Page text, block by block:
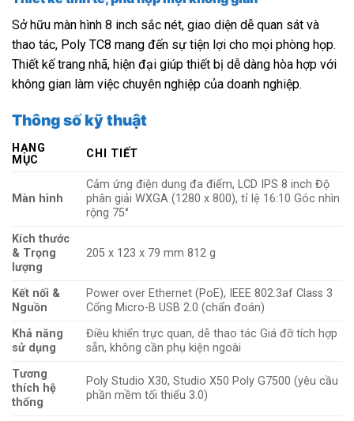
Sở hữu màn hình 8 inch sắc nét, giao diện dễ quan sát và
thao tác, Poly TC8 mang đến sự tiện lợi cho mọi phòng họp.
Thiết kế trang nhã, hiện đại giúp thiết bị dễ dàng hòa hợp với
không gian làm việc chuyên nghiệp của doanh nghiệp.
Thông số kỹ thuật
HẠNG
MỤC
CHI TIẾT
Màn hình
Cảm ứng điện dung đa điểm, LCD IPS 8 inch Độ
phân giải WXGA (1280 x 800), tỉ lệ 16:10 Góc nhìn
rộng 75°
Kích thước
& Trọng
lượng
205 x 123 x 79 mm 812 g
Kết nối &
Nguồn
Power over Ethernet (PoE), IEEE 802.3af Class 3
Cổng Micro-B USB 2.0 (chẩn đoán)
Khả năng
sử dụng
Điều khiển trực quan, dễ thao tác Giá đỡ tích hợp
sẵn, không cần phụ kiện ngoài
Tương
thích hệ
thống
Poly Studio X30, Studio X50 Poly G7500 (yêu cầu
phần mềm tối thiểu 3.0)